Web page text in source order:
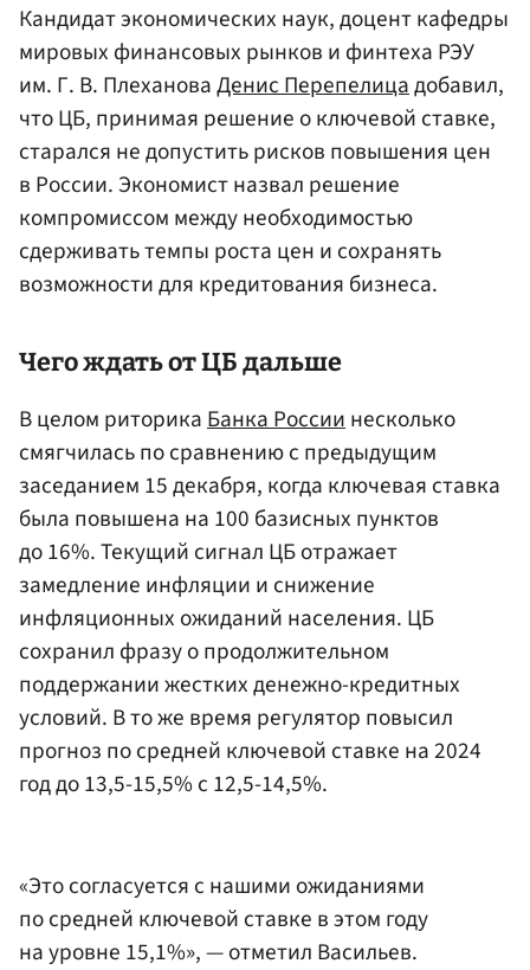
Кандидат экономических наук, доцент кафедры
мировых финансовых рынков и финтеха РЭУ
им. Г. В. ПлехановаДенис Перепелицадобавил,
что ЦБ, принимая решение о ключевой ставке,
старался не допустить рисков повышения цен
в России. Экономист назвал решение
компромиссом между необходимостью
сдерживать темпы роста цен и сохранять
возможности для кредитования бизнеса.
Чего ждать от ЦБ дальше
В целом риторикаБанка Россиинесколько
смягчилась по сравнению с предыдущим
заседанием 15 декабря, когда ключевая ставка
была повышена на 100 базисных пунктов
до 16%. Текущий сигнал ЦБ отражает
замедление инфляции и снижение
инфляционных ожиданий населения. ЦБ
сохранил фразу о продолжительном
поддержании жестких денежно-кредитных
условий. В то же время регулятор повысил
прогноз по средней ключевой ставке на 2024
год до 13,5-15,5% с 12,5-14,5%.
«Это согласуется с нашими ожиданиями
по средней ключевой ставке в этом году
на уровне 15,1%», — отметил Васильев.